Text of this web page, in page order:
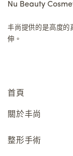
Nu Beauty
丰尚提供的是高度的
伸。
首頁
關於丰尚
整形手術